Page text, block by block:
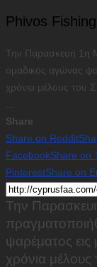
Phivos
Την Παρασκευή 1η
ομαδικός αγώνας
χρόνια μέλους του
Share
Share on Reddit
FacebookShare on
PinterestShare on
Την
ψαρέματος
χρόνια